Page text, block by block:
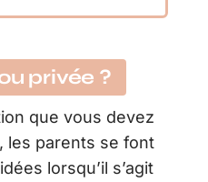
privée ?
que vous devez
les parents se font
lorsqu’il s’agit